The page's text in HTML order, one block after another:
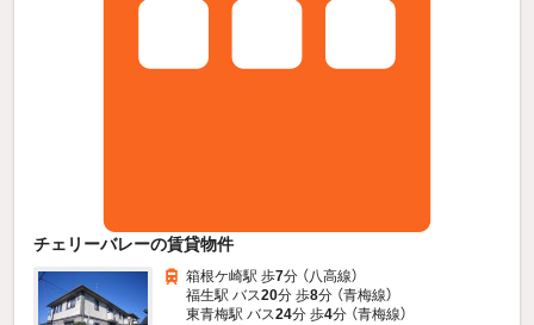
チェリーバレーの賃貸物件
箱根ケ崎駅 歩7分 （八高線）
福生駅 バス20分 歩8分 （青梅線）
東青梅駅 バス24分 歩4分 （青梅線）